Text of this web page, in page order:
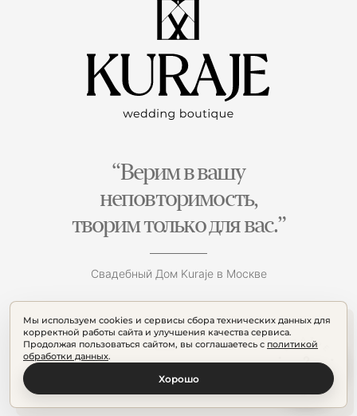
Мы используем cookies и сервисы сбора технических данных для
корректной работы сайта и улучшения качества сервиса.
Продолжая пользоваться сайтом, вы соглашаетесь с политикой
обработки данных.
Хорошо
“Верим в вашу
неповторимость,
творим только для вас.”
Свадебный Дом Kuraje в Москве